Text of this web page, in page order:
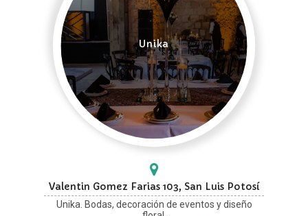
Unika
Valentin Gomez Farias 103, San Luis Potosí
Unika. Bodas, decoración de eventos y diseño